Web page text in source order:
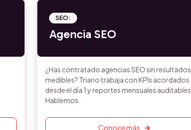
SEO:
Agencia SEO
¿Has contratado agencias SEO sin resultados
medibles? Triario trabaja con KPIs acordados
desde el día 1 y reportes mensuales auditables.
Hablemos.
Conoce más